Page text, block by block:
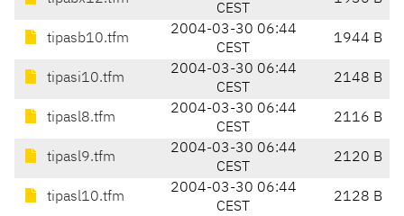
CEST
tipasb10.tfm
2004-03-30 06:44
CEST
1944 B
tipasi10.tfm
2004-03-30 06:44
CEST
2148 B
tipasl8.tfm
2004-03-30 06:44
CEST
2116 B
tipasl9.tfm
2004-03-30 06:44
CEST
2120 B
tipasl10.tfm
2004-03-30 06:44
CEST
2128 B